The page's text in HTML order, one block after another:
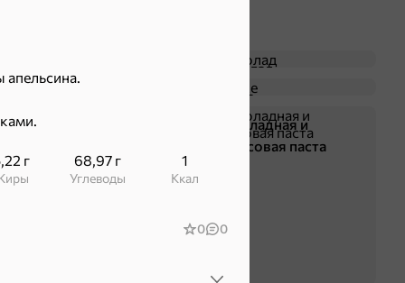
апельсина.
г
Жиры
68,97 г
Углеводы
1
ккал
0 0
Шоколад
Драже
Жевательная резинка
Шоколадная и
арахисовая паста